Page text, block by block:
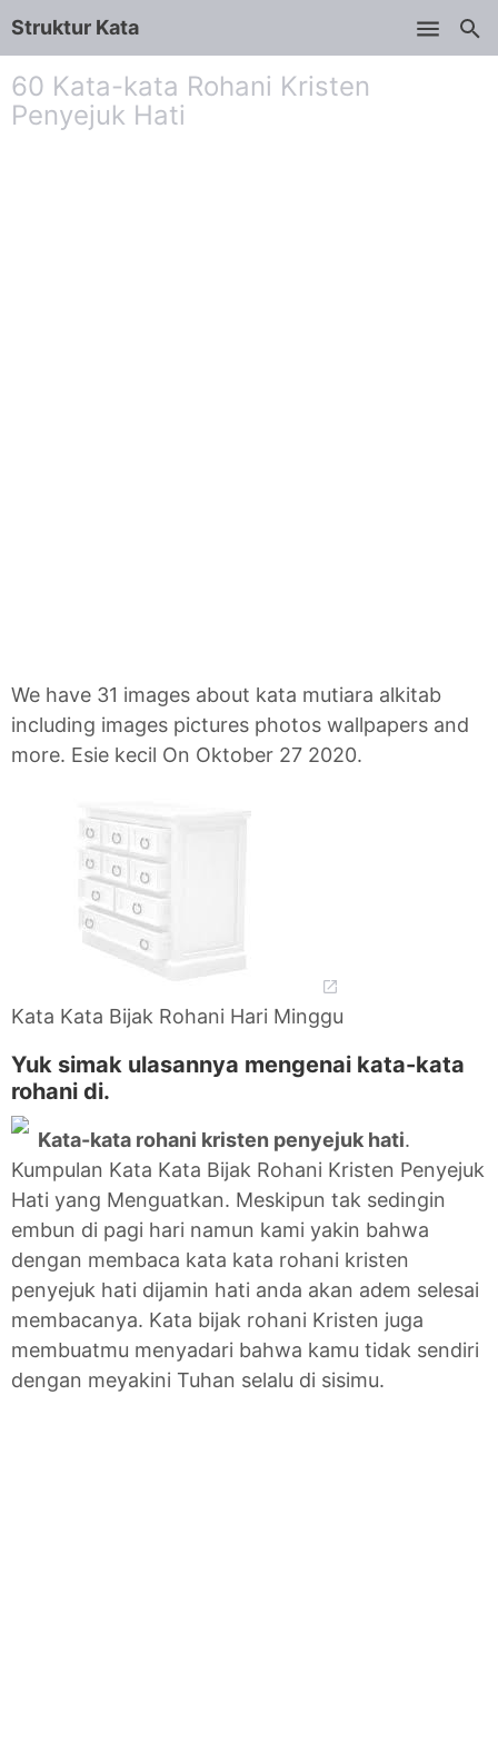
Struktur Kata
60 Kata-kata Rohani Kristen
Penyejuk Hati
We have 31 images about kata mutiara alkitab
including images pictures photos wallpapers and
more. Esie kecil On Oktober 27 2020.
Kata Kata Bijak Rohani Hari Minggu
Yuk simak ulasannya mengenai kata-kata
rohani di.
Kata-kata rohani kristen penyejuk hati.
Kumpulan Kata Kata Bijak Rohani Kristen Penyejuk
Hati yang Menguatkan. Meskipun tak sedingin
embun di pagi hari namun kami yakin bahwa
dengan membaca kata kata rohani kristen
penyejuk hati dijamin hati anda akan adem selesai
membacanya. Kata bijak rohani Kristen juga
membuatmu menyadari bahwa kamu tidak sendiri
dengan meyakini Tuhan selalu di sisimu.